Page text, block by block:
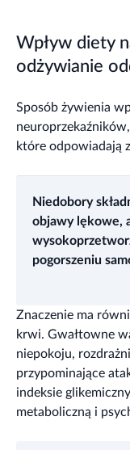
Wpływ diety
odżywianie
Sposób żywienia
które odpowiadają
Niedobory
objawy lękowe,
pogorszeniu
Znaczenie ma
krwi. Gwałtowne
niepokoju,
przypominające
indeksie
metaboliczną i